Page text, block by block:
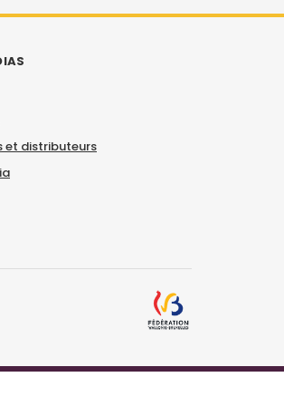
et distributeurs